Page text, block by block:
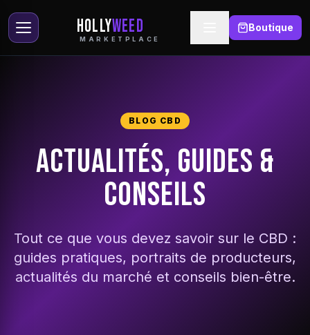
HOLLYWEED
MARKETPLACE
Boutique
BLOG CBD
ACTUALITÉS, GUIDES &
CONSEILS
Tout ce que vous devez savoir sur le CBD :
guides pratiques, portraits de producteurs,
actualités du marché et conseils bien-être.